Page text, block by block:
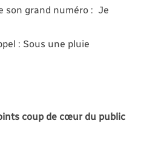
son grand numéro : Je
: Sous une pluie
coup de cœur du public